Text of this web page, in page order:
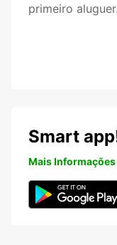
primeiro aluguer.
Smart
Mais Informações